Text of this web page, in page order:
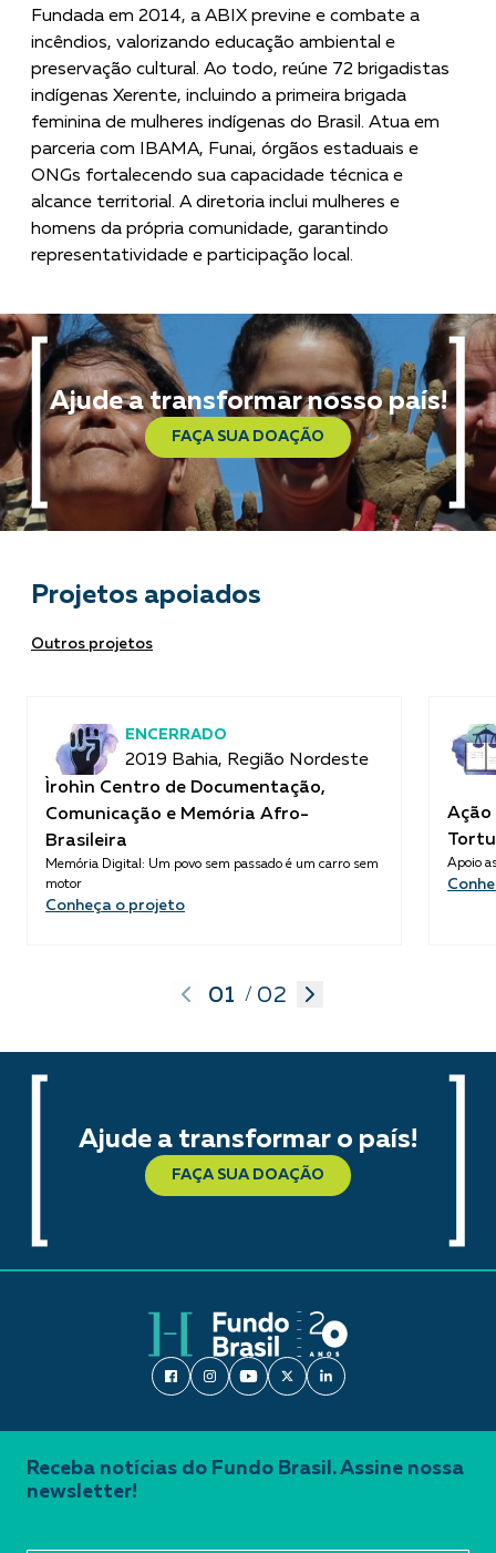
Fundada em 2014, a ABIX previne e combate a
incêndios, valorizando educação ambiental e
preservação cultural. Ao todo, reúne 72 brigadistas
indígenas Xerente, incluindo a primeira brigada
feminina de mulheres indígenas do Brasil. Atua em
parceria com IBAMA, Funai, órgãos estaduais e
ONGs fortalecendo sua capacidade técnica e
alcance territorial. A diretoria inclui mulheres e
homens da própria comunidade, garantindo
representatividade e participação local.
Ajude a transformar nosso país!
FAÇA SUA DOAÇÃO
Projetos apoiados
Outros projetos
ENCERRADO
2019 Bahia, Região Nordeste
Ìrohìn Centro de Documentação,
Comunicação e Memória Afro-
Brasileira
Memória Digital: Um povo sem passado é um carro sem
motor
Conheça o projeto
Ação
Apoio
01 / 02
Ajude a transformar o país!
FAÇA SUA DOAÇÃO
Receba notícias do Fundo Brasil. Assine nossa
newsletter!